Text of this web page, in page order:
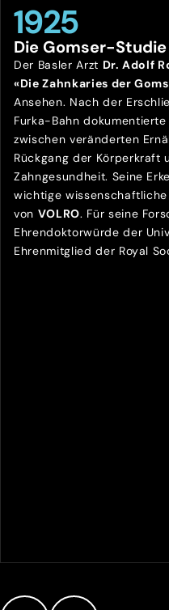
1925
Die Gomser-Studie
Der Basler Arzt Dr. Adolf
«Die Zahnkaries der
Ansehen. Nach der
Furka-Bahn
zwischen veränderten
Rückgang der Körperkraft
Zahngesundheit. Seine
wichtige
von VOLRO. Für seine
Ehrendoktorwürde der
Ehrenmitglied der Royal